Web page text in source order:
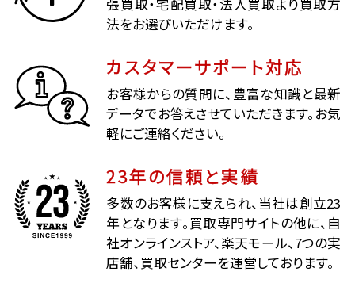
張買取・宅配買取・法人買取より買取方
法をお選びいただけます。
カスタマーサポート対応
お客様からの質問に、豊富な知識と最新
データでお答えさせていただきます。お気
軽にご連絡ください。
23年の信頼と実績
多数のお客様に支えられ、当社は創立23
年となります。買取専門サイトの他に、自
社オンラインストア、楽天モール、7つの実
店舗、買取センターを運営しております。